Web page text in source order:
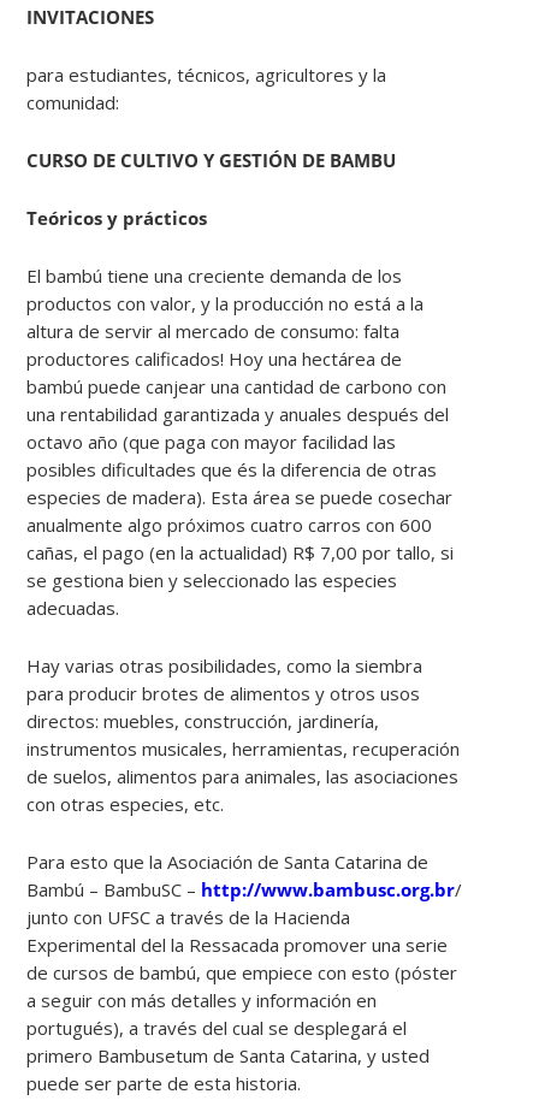
INVITACIONES
para estudiantes, técnicos, agricultores y la
comunidad:
CURSO DE CULTIVO Y GESTIÓN DE BAMBU
Teóricos y prácticos
El bambú tiene una creciente demanda de los
productos con valor, y la producción no está a la
altura de servir al mercado de consumo: falta
productores calificados! Hoy una hectárea de
bambú puede canjear una cantidad de carbono con
una rentabilidad garantizada y anuales después del
octavo año (que paga con mayor facilidad las
posibles dificultades que és la diferencia de otras
especies de madera). Esta área se puede cosechar
anualmente algo próximos cuatro carros con 600
cañas, el pago (en la actualidad) R$ 7,00 por tallo, si
se gestiona bien y seleccionado las especies
adecuadas.
Hay varias otras posibilidades, como la siembra
para producir brotes de alimentos y otros usos
directos: muebles, construcción, jardinería,
instrumentos musicales, herramientas, recuperación
de suelos, alimentos para animales, las asociaciones
con otras especies, etc.
Para esto que la Asociación de Santa Catarina de
Bambú – BambuSC – http://www.bambusc.org.br/
junto con UFSC a través de la Hacienda
Experimental del la Ressacada promover una serie
de cursos de bambú, que empiece con esto (póster
a seguir con más detalles y información en
portugués), a través del cual se desplegará el
primero Bambusetum de Santa Catarina, y usted
puede ser parte de esta historia.